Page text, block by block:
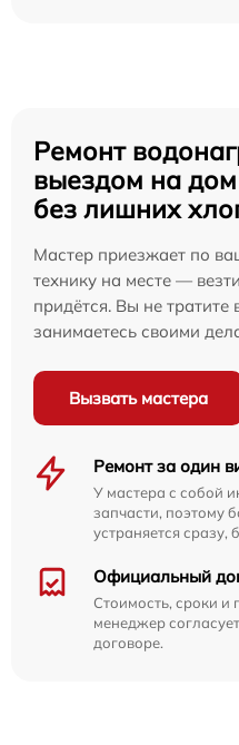
Ремонт
выездом на
без лишних
Мастер приезжает по
технику на месте —
придётся. Вы не
занимаетесь своими
Вызвать мастера
Ремонт за один
У мастера с собой
запчасти, поэтому
устраняется сразу,
Официальный
Стоимость, сроки и
менеджер
договоре.